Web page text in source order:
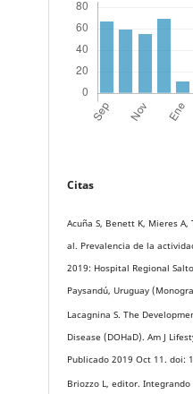
Citas
Acuña S, Benett K, Mieres A,
al. Prevalencia de la
2019: Hospital Regional
Paysandú, Uruguay
Lacagnina S. The
Disease (DOHaD). Am J
Publicado 2019 Oct 11. doi:
Briozzo L, editor.